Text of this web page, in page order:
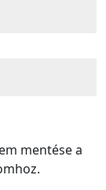
mentése a